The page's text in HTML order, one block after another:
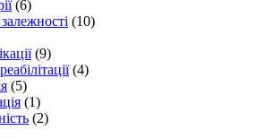
(6)
(10)
(9)
(4)
(5)
(1)
(2)